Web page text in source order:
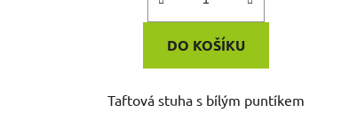
DO KOŠÍKU
Taftová stuha s bílým puntíkem